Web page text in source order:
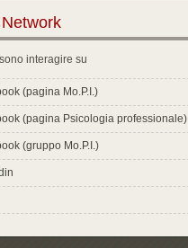
interagire su
(pagina Mo.P.I.)
(pagina Psicologia professionale)
(gruppo Mo.P.I.)